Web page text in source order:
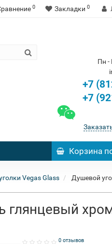
0 Закладки 0
Пн -
+7
+7
Корзина
Vegas Glass
Душевой
глянцевый
0 отзывов